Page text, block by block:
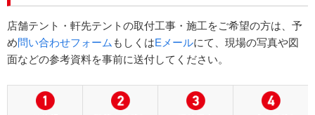
店舗テント・軒先テントの取付工事・施工をご希望の方は、予
め問い合わせフォーム もしくはEメールにて、現場の写真や図
面などの参考資料を事前に送付してください。